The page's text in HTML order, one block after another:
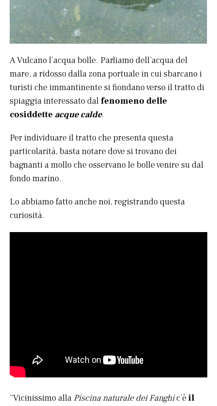
A Vulcano l’acqua bolle. Parliamo dell’acqua del
mare, a ridosso dalla zona portuale in cui sbarcano i
turisti che immantinente si fiondano verso il tratto di
spiaggia interessato dalfenomeno delle
cosiddette acque calde.
Per individuare il tratto che presenta questa
particolarità, basta notare dove si trovano dei
bagnanti a mollo che osservano le bolle venire su dal
fondo marino.
Lo abbiamo fatto anche noi, registrando questa
curiosità.
“Vicinissimo alla Piscina naturale dei Fanghic’è il